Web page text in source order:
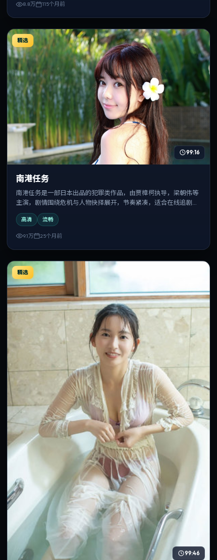
8.8万 115个月前
精选
99:16
南港任务
南港任务是一部日本出品的犯罪类作品，由贾樟柯执导，梁朝伟等
主演，剧情围绕危机与人物抉择展开，节奏紧凑，适合在线追剧与
反复观看。
高清 流畅
9.1万 25个月前
精选
99:46